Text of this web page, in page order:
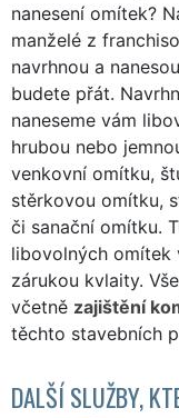
nanesení omítek?
manželé z
navrhnou a
budete přát.
naneseme vám
hrubou nebo
venkovní omítku,
stěrkovou omítku,
či sanační omítku.
libovolných omítek
zárukou kvlaity.
včetně zajištění
těchto stavebních
DALŠÍ SLUŽBY,